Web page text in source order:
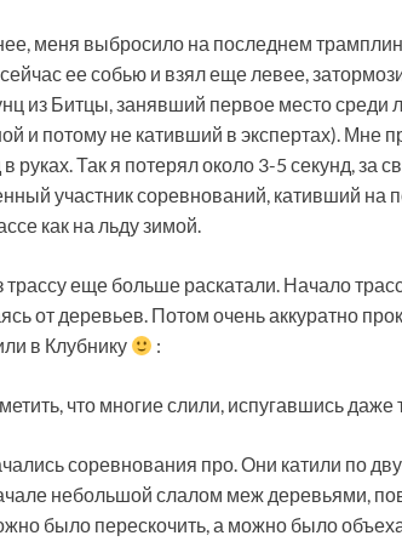
меня выбросило на последнем
ее собью и взял еще левее,
из Битцы, занявший первое место среди
и потому не кативший в экспертах). Мне
руках. Так я потерял около 3-5 секунд, за
участник соревнований, кативший на
как на льду зимой.
трассу еще больше раскатали. Начало
от деревьев. Потом очень аккуратно
в Клубнику
:
что многие слили, испугавшись даже
соревнования про. Они катили по
небольшой слалом меж деревьями,
было перескочить, а можно было